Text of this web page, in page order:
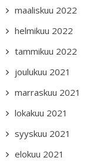
maaliskuu 2022
helmikuu 2022
tammikuu 2022
joulukuu 2021
marraskuu 2021
lokakuu 2021
syyskuu 2021
elokuu 2021